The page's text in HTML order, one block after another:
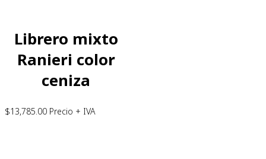
Librero mixto
Ranieri color
ceniza
$13,785.00 Precio + IVA